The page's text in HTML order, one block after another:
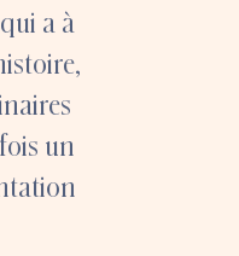
a à
un